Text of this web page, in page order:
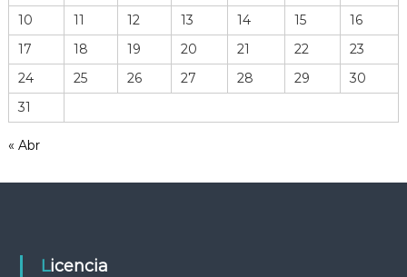
h
r
m
i
n
10
11 12 13 14 15
16
17
18 19 20 21 22
23
24
25 26 27 28 29
30
31
« Abr
Licencia